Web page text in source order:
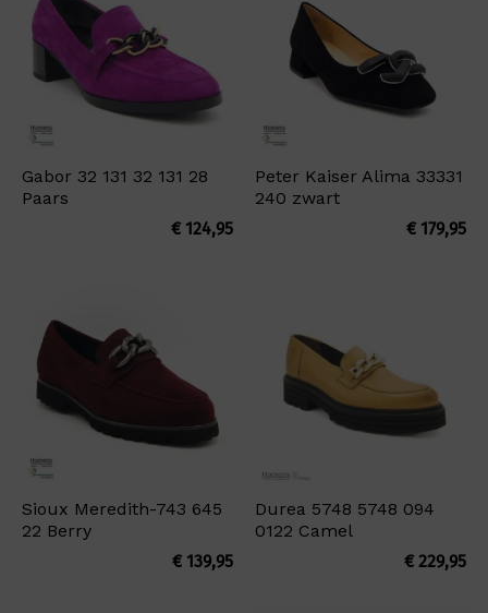
Gabor 32 131 32 131 28
Paars
€124,95
Peter Kaiser Alima 33331
240 zwart
€179,95
Sioux Meredith-743 645
22 Berry
€139,95
Durea 5748 5748 094
0122 Camel
€229,95